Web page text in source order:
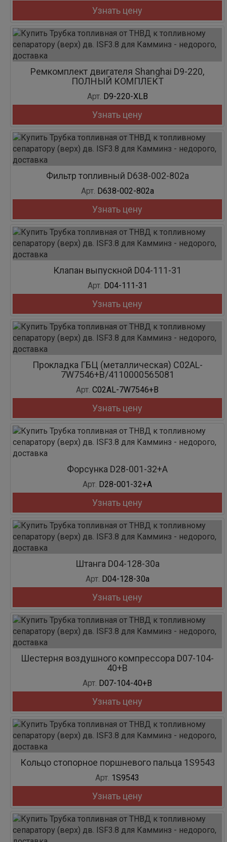
Узнать цену
Ремкомплект двигателя Shanghai D9-220,
ПОЛНЫЙ КОМПЛЕКТ
Арт. D9-220-XLB
Узнать цену
Фильтр топливный D638-002-802a
Арт. D638-002-802a
Узнать цену
Клапан выпускной D04-111-31
Арт. D04-111-31
Узнать цену
Прокладка ГБЦ (металлическая) C02AL-
7W7546+B/4110000565081
Арт. C02AL-7W7546+B
Узнать цену
Форсунка D28-001-32+A
Арт. D28-001-32+A
Узнать цену
Штанга D04-128-30a
Арт. D04-128-30a
Узнать цену
Шестерня воздушного компрессора D07-104-
40+B
Арт. D07-104-40+B
Узнать цену
Кольцо стопорное поршневого пальца 1S9543
Арт. 1S9543
Узнать цену